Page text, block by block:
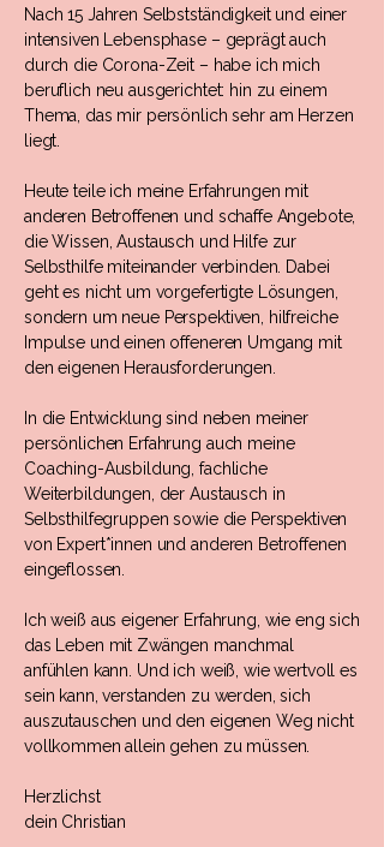
Nach 15 Jahren Selbstständigkeit und einer
intensiven Lebensphase – geprägt auch
durch die Corona-Zeit – habe ich mich
beruflich neu ausgerichtet: hin zu einem
Thema, das mir persönlich sehr am Herzen
liegt.
Heute teile ich meine Erfahrungen mit
anderen Betroffenen und schaffe Angebote,
die Wissen, Austausch und Hilfe zur
Selbsthilfe miteinander verbinden. Dabei
geht es nicht um vorgefertigte Lösungen,
sondern um neue Perspektiven, hilfreiche
Impulse und einen offeneren Umgang mit
den eigenen Herausforderungen.
In die Entwicklung sind neben meiner
persönlichen Erfahrung auch meine
Coaching-Ausbildung, fachliche
Weiterbildungen, der Austausch in
Selbsthilfegruppen sowie die Perspektiven
von Expert*innen und anderen Betroffenen
eingeflossen.
Ich weiß aus eigener Erfahrung, wie eng sich
das Leben mit Zwängen manchmal
anfühlen kann. Und ich weiß, wie wertvoll es
sein kann, verstanden zu werden, sich
auszutauschen und den eigenen Weg nicht
vollkommen allein gehen zu müssen.
Herzlichst
dein Christian